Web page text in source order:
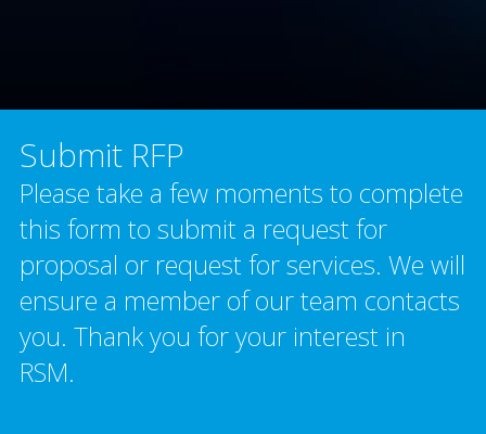
Submit RFP
Please take a few moments to complete
this form to submit a request for
proposal or request for services. We will
ensure a member of our team contacts
you. Thank you for your interest in
RSM.